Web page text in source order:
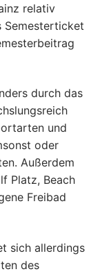
relativ
Semesterticket
durch das
und
oder
Außerdem
Platz, Beach
Freibad
sich allerdings
des